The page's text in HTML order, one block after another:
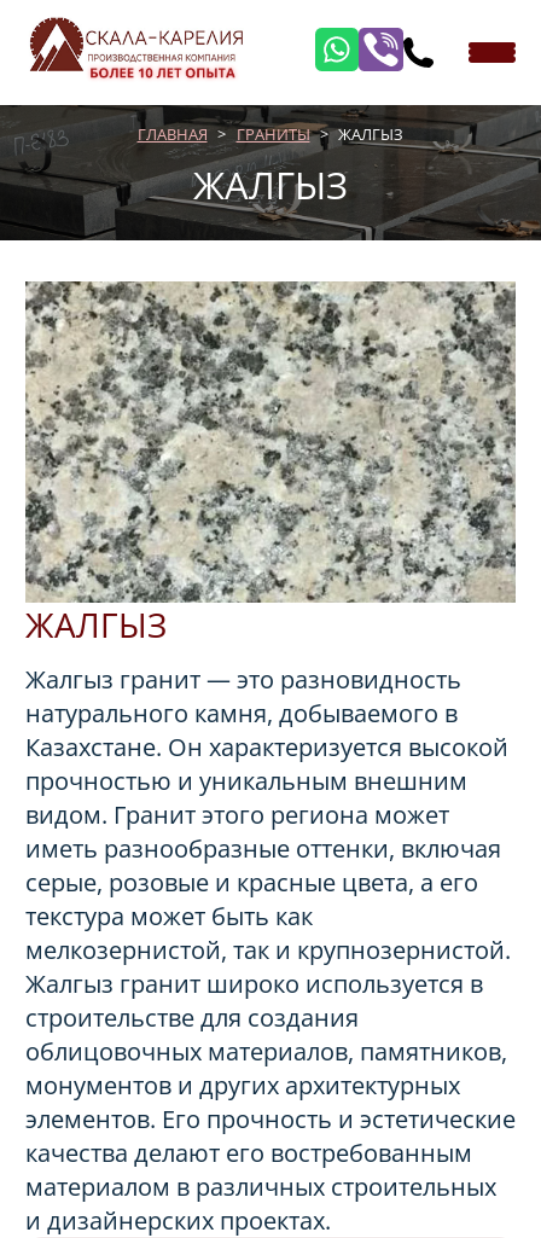
ГЛАВНАЯ ГРАНИТЫ ЖАЛГЫЗ
ЖАЛГЫЗ
ЖАЛГЫЗ
Жалгыз гранит — это разновидность
натурального камня, добываемого в
Казахстане. Он характеризуется высокой
прочностью и уникальным внешним
видом. Гранит этого региона может
иметь разнообразные оттенки, включая
серые, розовые и красные цвета, а его
текстура может быть как
мелкозернистой, так и крупнозернистой.
Жалгыз гранит широко используется в
строительстве для создания
облицовочных материалов, памятников,
монументов и других архитектурных
элементов. Его прочность и эстетические
качества делают его востребованным
материалом в различных строительных
и дизайнерских проектах.